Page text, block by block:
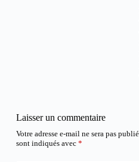
Laisser un commentaire
Votre adresse e-mail ne sera pas
sont indiqués avec *